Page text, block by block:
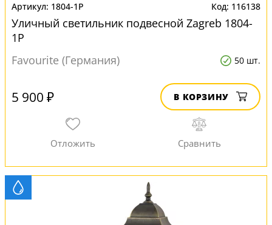
1804-1P 116138
Уличный светильник подвесной Zagreb 1804-
1P
Favourite (Германия)
50 шт.
5 900 ₽ В КОРЗИНУ